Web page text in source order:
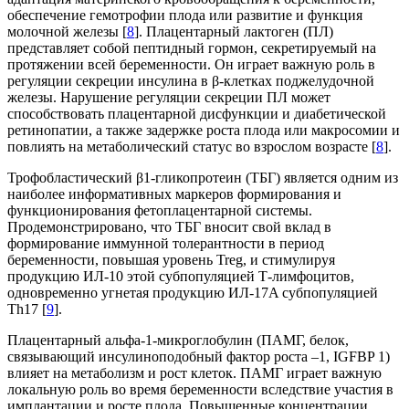
обеспечение гемотрофии плода или развитие и функция
молочной железы [8]. Плацентарный лактоген (ПЛ)
представляет собой пептидный гормон, секретируемый на
протяжении всей беременности. Он играет важную роль в
регуляции секреции инсулина в β-клетках поджелудочной
железы. Нарушение регуляции секреции ПЛ может
способствовать плацентарной дисфункции и диабетической
ретинопатии, а также задержке роста плода или макросомии и
повлиять на метаболический статус во взрослом возрасте [8].
Трофобластический β1-гликопротеин (ТБГ) является одним из
наиболее информативных маркеров формирования и
функционирования фетоплацентарной системы.
Продемонстрировано, что ТБГ вносит свой вклад в
формирование иммунной толерантности в период
беременности, повышая уровень Treg, и стимулируя
продукцию ИЛ-10 этой субпопуляцией Т-лимфоцитов,
одновременно угнетая продукцию ИЛ-17A субпопуляцией
Th17 [9].
Плацентарный альфа-1-микроглобулин (ПАМГ, белок,
связывающий инсулиноподобный фактор роста –1, IGFBP 1)
влияет на метаболизм и рост клеток. ПАМГ играет важную
локальную роль во время беременности вследствие участия в